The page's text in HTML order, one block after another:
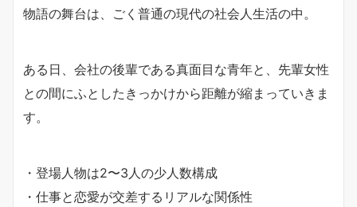
物語の舞台は、ごく普通の現代の社会人生活の中。
ある日、会社の後輩である真面目な青年と、先輩女性
との間にふとしたきっかけから距離が縮まっていきま
す。
・登場人物は2〜3人の少人数構成
・仕事と恋愛が交差するリアルな関係性